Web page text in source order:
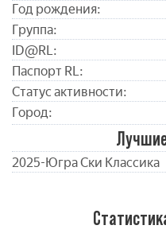
Год рождения:
Группа:
ID@RL:
Паспорт RL:
Статус активности:
Город:
2025-Югра Ски Классика